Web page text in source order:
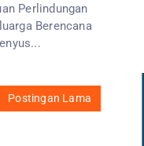
Perlindungan
Berencana
Postingan Lama